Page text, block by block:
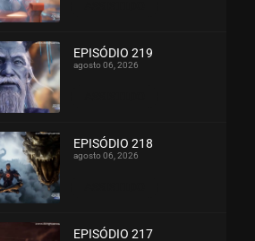
EPISÓDIO 219
agosto 06, 2026
EPISÓDIO 218
agosto 06, 2026
EPISÓDIO 217